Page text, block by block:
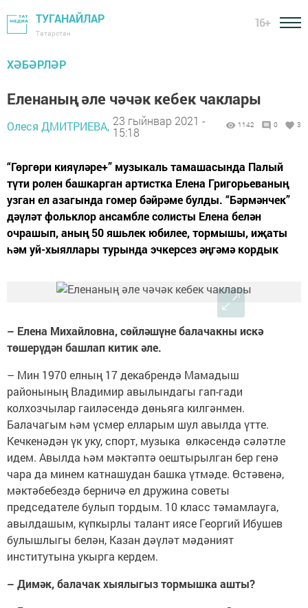
ТУГАНАЙЛАР
Татарстан
16+
ХӘБӘРЛӘР
Еленаның әле чәчәк кебек чаклары
Олеся ДМИТРИЕВА, 23 гыйнвар 2021 -
15:18
1142 0 3
“Гөргөри кияүләре+” музыкаль тамашасында Палый
түти ролен башкарган артистка Елена Григорьеваның
узган ел азагында гомер бәйрәме булды. “Бәрмәнчек”
дәүләт фольклор ансамбле солисты Елена белән
очрашып, аның 50 яшьлек юбилее, тормышы, иҗаты
һәм уй-хыяллары турында эчкерсез әңгәмә кордык
– Елена Михайловна, сөйләшүне балачакны искә
төшерүдән башлап китик әле.
– Мин 1970 елның 17 декабрендә Мамадыш
районының Владимир авылындагы гап-гади
колхозчылар гаиләсендә дөньяга килгәнмен.
Балачагым һәм үсмер елларым шул авылда үтте.
Кечкенәдән үк уку, спорт, музыка өлкәсендә сәләтле
идем. Авылда һәм мәктәптә оештырылган бер генә
чара да минем катнашудан башка үтмәде. Өстәвенә,
мәктәбебездә берничә ел дружина советы
председателе булып тордым. 10 класс тәмамлауга,
авылдашым, күпкырлы талант иясе Георгий Ибушев
булышлыгы белән, Казан дәүләт мәдәният
институтына укырга кердем.
– Димәк, балачак хыялыгыз тормышка ашты?